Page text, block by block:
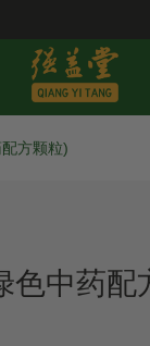
方颗粒)
色中药配